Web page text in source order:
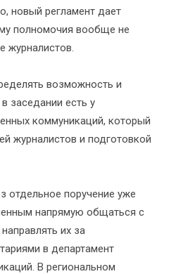
новый регламент дает
полномочия вообще не
журналистов.
возможность и
заседании есть у
коммуникаций, который
журналистов и подготовкой
отдельное поручение уже
напрямую общаться с
их за
в департамент
В региональном